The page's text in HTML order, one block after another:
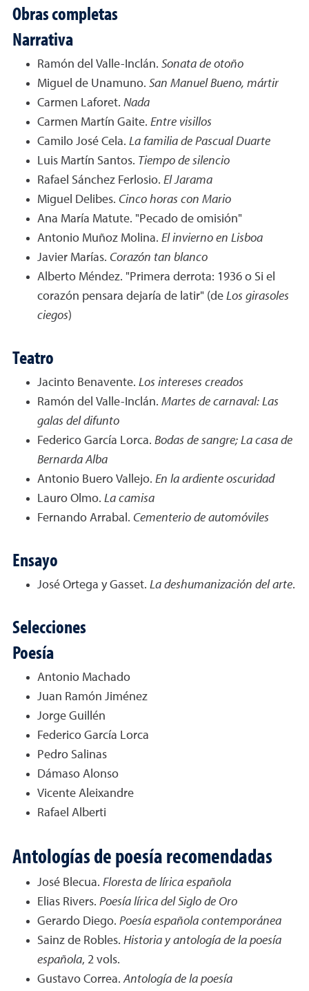
Obras completas
Narrativa
Ramón del Valle-Inclán. Sonata de otoño
Miguel de Unamuno. San Manuel Bueno, mártir
Carmen Laforet. Nada
Carmen Martín Gaite. Entre visillos
Camilo José Cela. La familia de Pascual Duarte
Luis Martín Santos. Tiempo de silencio
Rafael Sánchez Ferlosio. El Jarama
Miguel Delibes. Cinco horas con Mario
Ana María Matute. "Pecado de omisión"
Antonio Muñoz Molina. El invierno en Lisboa
Javier Marías. Corazón tan blanco
Alberto Méndez. "Primera derrota: 1936 o Si el
corazón pensara dejaría de latir" (de Los girasoles
ciegos)
Teatro
Jacinto Benavente. Los intereses creados
Ramón del Valle-Inclán. Martes de carnaval: Las
galas del difunto
Federico García Lorca. Bodas de sangre; La casa de
Bernarda Alba
Antonio Buero Vallejo. En la ardiente oscuridad
Lauro Olmo. La camisa
Fernando Arrabal. Cementerio de automóviles
Ensayo
José Ortega y Gasset. La deshumanización del arte.
Selecciones
Poesía
Antonio Machado
Juan Ramón Jiménez
Jorge Guillén
Federico García Lorca
Pedro Salinas
Dámaso Alonso
Vicente Aleixandre
Rafael Alberti
Antologías de poesía recomendadas
José Blecua. Floresta de lírica española
Elias Rivers. Poesía lírica del Siglo de Oro
Gerardo Diego. Poesía española contemporánea
Sainz de Robles. Historia y antología de la poesía
española, 2 vols.
Gustavo Correa.Antología de la poesía